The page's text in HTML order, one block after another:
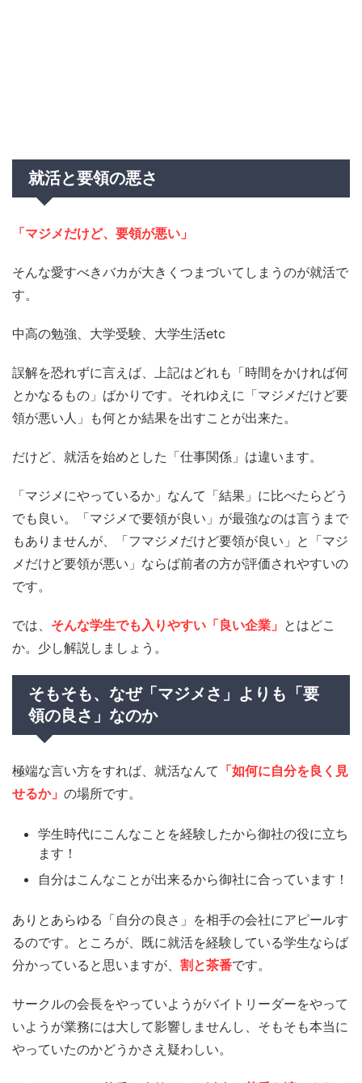
就活と要領の悪さ
「マジメだけど、要領が悪い」
そんな愛すべきバカが大きくつまづいてしまうのが就活で
す。
中高の勉強、大学受験、大学生活etc
誤解を恐れずに言えば、上記はどれも「時間をかければ何
とかなるもの」ばかりです。それゆえに「マジメだけど要
領が悪い人」も何とか結果を出すことが出来た。
だけど、就活を始めとした「仕事関係」は違います。
「マジメにやっているか」なんて「結果」に比べたらどう
でも良い。「マジメで要領が良い」が最強なのは言うまで
もありませんが、「フマジメだけど要領が良い」と「マジ
メだけど要領が悪い」ならば前者の方が評価されやすいの
です。
では、 そんな学生でも入りやすい「良い企業」 とはどこ
か。少し解説しましょう。
そもそも、なぜ「マジメさ」よりも「要
領の良さ」なのか
極端な言い方をすれば、就活なんて 「如何に自分を良く見
せるか」 の場所です。
学生時代にこんなことを経験したから御社の役に立ち
ます！
自分はこんなことが出来るから御社に合っています！
ありとあらゆる「自分の良さ」を相手の会社にアピールす
るのです。ところが、既に就活を経験している学生ならば
分かっていると思いますが、 割と茶番です。
サークルの会長をやっていようがバイトリーダーをやって
いようが業務には大して影響しませんし、そもそも本当に
やっていたのかどうかさえ疑わしい。